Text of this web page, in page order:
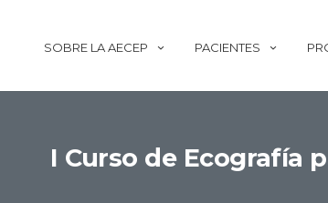
SOBRE LA AECEP PACIENTES
I Curso de Ecografía